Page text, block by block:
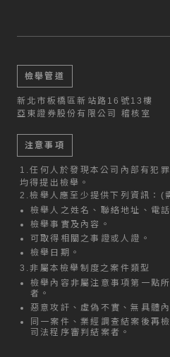
檢舉管道
新北市板橋區新站路16號13樓
亞東證券股份有限公司 稽核室
注意事項
1.任何人於發現本公司內部有犯
均得提出檢舉。
2.檢舉人應至少提供下列資訊：(
檢舉人之姓名、聯絡地址、電話
檢舉事實及內容。
可取得相關之事證或人證。
檢舉日期。
3.非屬本檢舉制度之案件類型
檢舉內容非屬注意事項第一點
者。
惡意攻訐、虛偽不實、無具體內
同一案件、業經調查結案後再
司法程序審判結案者。